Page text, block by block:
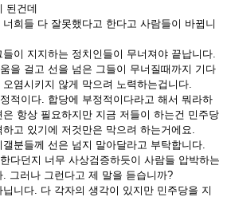
된건데
희들 다 잘못했다고 한다고 사람들이 바뀝니
이 지지하는 정치인들이 무너져야 끝납니다.
을 걸고 선을 넘은 그들이 무너질때까지 기다
염시키지 않게 막으려 노력하는겁니다.
적이다. 합당에 부정적이다라고 해서 뭐라하
항상 필요하지만 지금 저들이 하는건 민주당
고 있기에 저것만은 막으려 하는거에요.
분들께 선은 넘지 말아달라고 부탁합니다.
다던지 너무 사상검증하듯이 사람들 압박하는
그러나 그런다고 제 말을 듣습니까?
니다. 다 각자의 생각이 있지만 민주당을 지